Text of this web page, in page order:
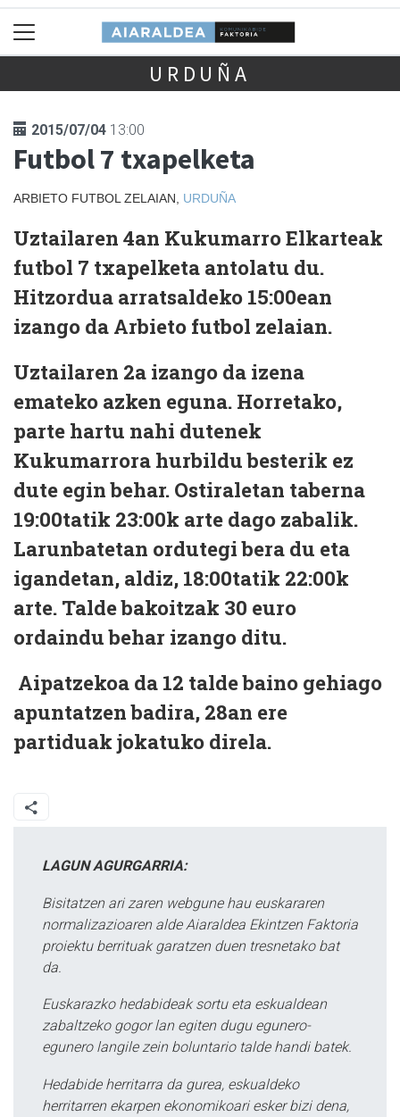
URDUÑA
2015/07/04 13:00
Futbol 7 txapelketa
ARBIETO FUTBOL ZELAIAN, URDUÑA
Uztailaren 4an Kukumarro Elkarteak
futbol 7 txapelketa antolatu du.
Hitzordua arratsaldeko 15:00ean
izango da Arbieto futbol zelaian.
Uztailaren 2a izango da izena
emateko azken eguna. Horretako,
parte hartu nahi dutenek
Kukumarrora hurbildu besterik ez
dute egin behar. Ostiraletan taberna
19:00tatik 23:00k arte dago zabalik.
Larunbatetan ordutegi bera du eta
igandetan, aldiz, 18:00tatik 22:00k
arte. Talde bakoitzak 30 euro
ordaindu behar izango ditu.
Aipatzekoa da 12 talde baino gehiago
apuntatzen badira, 28an ere
partiduak jokatuko direla.
LAGUN AGURGARRIA:
Bisitatzen ari zaren webgune hau euskararen
normalizazioaren alde Aiaraldea Ekintzen Faktoria
proiektu berrituak garatzen duen tresnetako bat
da.
Euskarazko hedabideak sortu eta eskualdean
zabaltzeko gogor lan egiten dugu egunero-
egunero langile zein boluntario talde handi batek.
Hedabide herritarra da gurea, eskualdeko
herritarren ekarpen ekonomikoari esker bizi dena,